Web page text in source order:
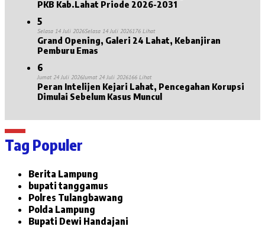
PKB Kab.Lahat Priode 2026-2031
5
Selasa 14 Juli 2026Selasa 14 Juli 2026176 Lihat
Grand Opening, Galeri 24 Lahat, Kebanjiran
Pemburu Emas
6
Jumat 24 Juli 2026Jumat 24 Juli 2026166 Lihat
Peran Intelijen Kejari Lahat, Pencegahan Korupsi
Dimulai Sebelum Kasus Muncul
Tag Populer
Berita Lampung
bupati tanggamus
Polres Tulangbawang
Polda Lampung
Bupati Dewi Handajani